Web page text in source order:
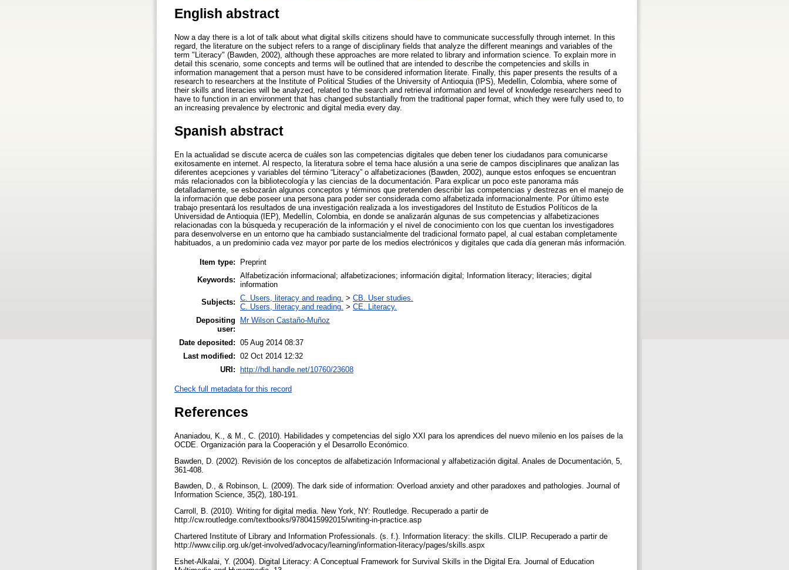
English abstract
Now a day there is a lot of talk about what digital skills citizens should have to communicate successfully through internet. In this
regard, the literature on the subject refers to a range of disciplinary fields that analyze the different meanings and variables of the
term "Literacy" (Bawden, 2002), although these approaches are more related to library and information science. To explain more in
detail this scenario, some concepts and terms will be outlined that are intended to describe the competencies and skills in
information management that a person must have to be considered information literate. Finally, this paper presents the results of a
research to researchers at the Institute of Political Studies of the University of Antioquia (IPS), Medellin, Colombia, where some of
their skills and literacies will be analyzed, related to the search and retrieval information and level of knowledge researchers need to
have to function in an environment that has changed substantially from the traditional paper format, which they were fully used to, to
an increasing prevalence by electronic and digital media every day.
Spanish abstract
En la actualidad se discute acerca de cuáles son las competencias digitales que deben tener los ciudadanos para comunicarse
exitosamente en internet. Al respecto, la literatura sobre el tema hace alusión a una serie de campos disciplinares que analizan las
diferentes acepciones y variables del término “Literacy” o alfabetizaciones (Bawden, 2002), aunque estos enfoques se encuentran
más relacionados con la bibliotecología y las ciencias de la documentación. Para explicar un poco este panorama más
detalladamente, se esbozarán algunos conceptos y términos que pretenden describir las competencias y destrezas en el manejo de
la información que debe poseer una persona para poder ser considerada como alfabetizada informacionalmente. Por último este
trabajo presentará los resultados de una investigación realizada a los investigadores del Instituto de Estudios Políticos de la
Universidad de Antioquia (IEP), Medellín, Colombia, en donde se analizarán algunas de sus competencias y alfabetizaciones
relacionadas con la búsqueda y recuperación de la información y el nivel de conocimiento con los que cuentan los investigadores
para desenvolverse en un entorno que ha cambiado sustancialmente del tradicional formato papel, al cual estaban completamente
habituados, a un predominio cada vez mayor por parte de los medios electrónicos y digitales que cada día generan más información.
Item type:
Preprint
Keywords: Alfabetización informacional; alfabetizaciones; información digital; Information literacy; literacies; digital
information
Subjects: C. Users, literacy and reading. > CB. User studies.
C. Users, literacy and reading. > CE. Literacy.
Depositing
user:
Mr Wilson Castaño-Muñoz
Date deposited: 05 Aug 2014 08:37
Last modified: 02 Oct 2014 12:32
URI:
http://hdl.handle.net/10760/23608
Check full metadata for this record
References
Ananiadou, K., & M., C. (2010). Habilidades y competencias del siglo XXI para los aprendices del nuevo milenio en los países de la
OCDE. Organización para la Cooperación y el Desarrollo Económico.
Bawden, D. (2002). Revisión de los conceptos de alfabetización Informacional y alfabetización digital. Anales de Documentación, 5,
361-408.
Bawden, D., & Robinson, L. (2009). The dark side of information: Overload anxiety and other paradoxes and pathologies. Journal of
Information Science, 35(2), 180-191.
Carroll, B. (2010). Writing for digital media. New York, NY: Routledge. Recuperado a partir de
http://cw.routledge.com/textbooks/9780415992015/writing-in-practice.asp
Chartered Institute of Library and Information Professionals. (s. f.). Information literacy: the skills. CILIP. Recuperado a partir de
http://www.cilip.org.uk/get-involved/advocacy/learning/information-literacy/pages/skills.aspx
Eshet-Alkalai, Y. (2004). Digital Literacy: A Conceptual Framework for Survival Skills in the Digital Era. Journal of Education